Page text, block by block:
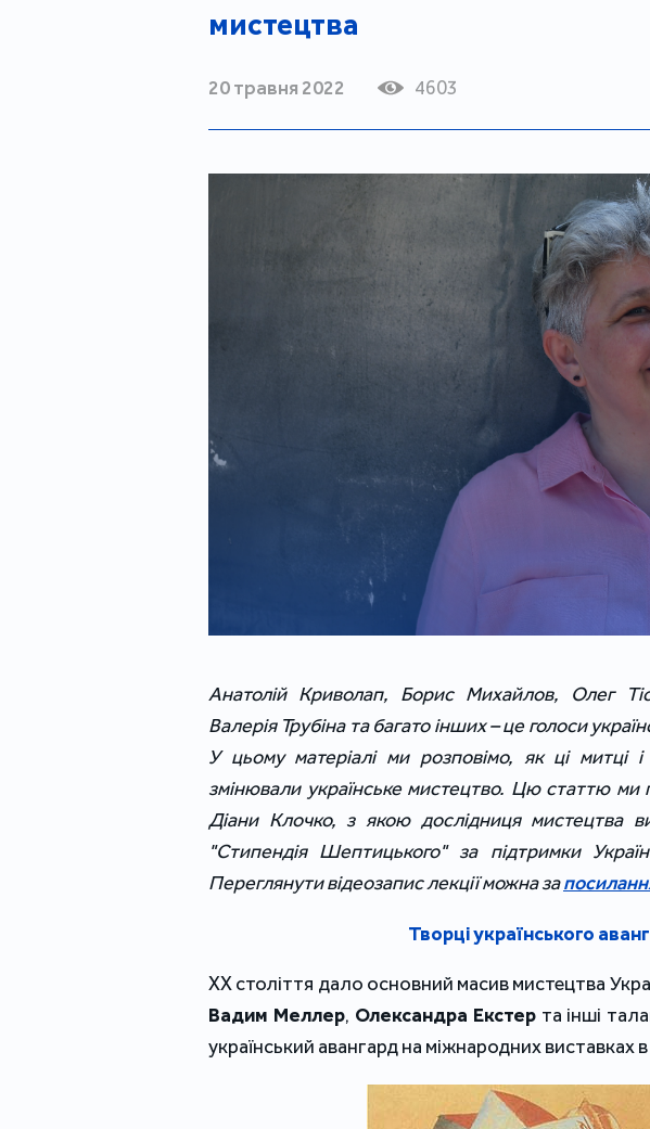
мистецтва
20 травня 2022 4603
Анатолій Криволап, Борис Михайлов, Олег
Валерія Трубіна та багато інших – це голоси
У цьому матеріалі ми розповімо, як ці митці і
змінювали українське мистецтво. Цю статтю ми
Діани Клочко, з якою дослідниця мистецтва
"Стипендія Шептицького" за підтримки
Переглянути відеозапис лекції можна за
Творці українського
XX століття дало основний масив мистецтва
Вадим Меллер, Олександра Екстерта інші
український авангард на міжнародних виставках